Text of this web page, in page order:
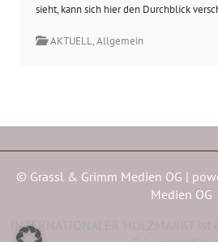
sieht, kann sich hier den Durchblick
AKTUELL,Allgemein
© Grassl & Grimm Medien OG |
Medien OG
INTERNATIONALER HOLZMARKT